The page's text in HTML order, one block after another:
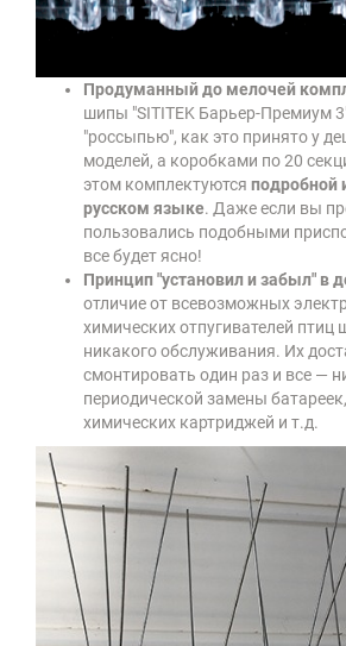
Продуманный до мелочей
шипы "SITITEK Барьер-Премиум
"россыпью", как это принято у
моделей, а коробками по 20
этом комплектуются подробной
русском языке. Даже если вы
пользовались подобными
все будет ясно!
Принцип "установил и забыл" в
отличие от всевозможных
химических отпугивателей
никакого обслуживания. Их
смонтировать один раз и все —
периодической замены
химических картриджей и т.д.